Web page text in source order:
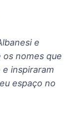
e
nomes que
inspiraram
espaço no